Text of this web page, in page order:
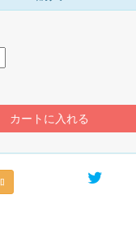
カートに入れる